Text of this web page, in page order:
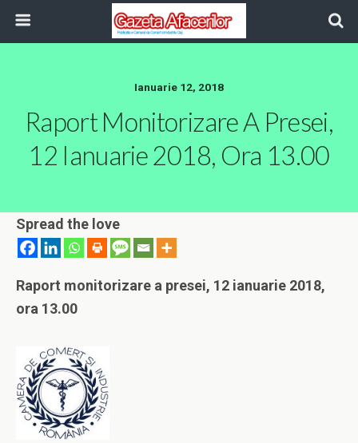
Ianuarie 12, 2018
Raport Monitorizare A Presei,
12 Ianuarie 2018, Ora 13.00
Spread the love
Raport monitorizare a presei, 12 ianuarie 2018,
ora 13.00